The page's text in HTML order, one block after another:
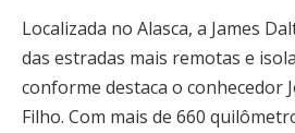
Localizada no Alasca, a James
das estradas mais remotas e
conforme destaca o conhecedor
Filho. Com mais de 660